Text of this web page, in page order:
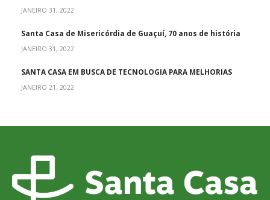
JANEIRO 31, 2022
Santa Casa de Misericórdia de Guaçuí, 70 anos de história
JANEIRO 31, 2022
SANTA CASA EM BUSCA DE TECNOLOGIA PARA MELHORIAS
JANEIRO 21, 2022